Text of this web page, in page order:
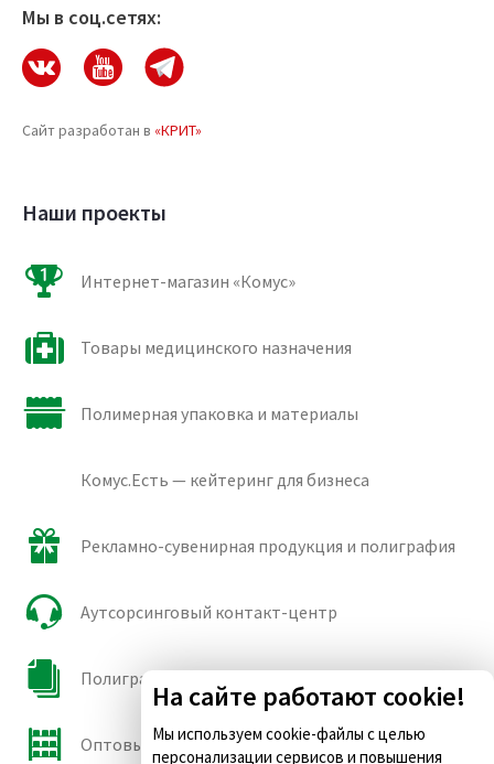
Мы в соц.сетях:
Сайт разработан в «КРИТ»
Наши проекты
Интернет-магазин «Комус»
Товары медицинского назначения
Полимерная упаковка и материалы
Комус.Есть — кейтеринг для бизнеса
Рекламно-сувенирная продукция и полиграфия
Аутсорсинговый контакт-центр
Полиграфические сорта бумаги и картона
Оптовые продажи
На сайте работают cookie!
Мы используем cookie-файлы с целью
персонализации сервисов и повышения